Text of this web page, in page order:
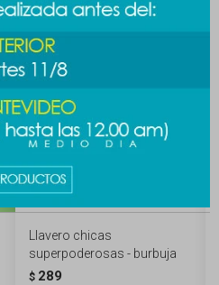
Llavero chicas
superpoderosas - burbuja
$ 289